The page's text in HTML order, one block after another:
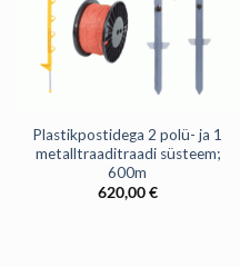
Plastikpostidega 2 polü- ja 1
metalltraaditraadi süsteem;
600m
620,00€